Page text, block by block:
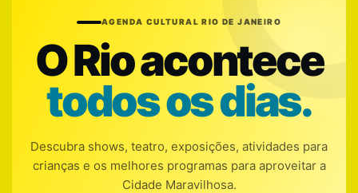
AGENDA CULTURAL RIO DE JANEIRO
O Rio acontece
todos os dias.
Descubra shows, teatro, exposições, atividades para
crianças e os melhores programas para aproveitar a
Cidade Maravilhosa.